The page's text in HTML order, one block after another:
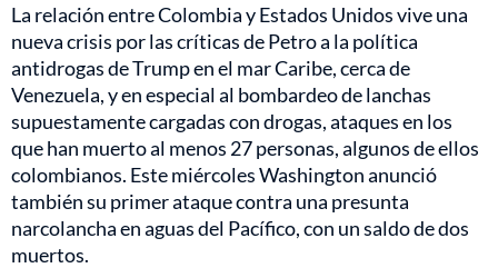
La relación entre Colombia y Estados Unidos vive una
nueva crisis por las críticas de Petro a la política
antidrogas de Trump en el mar Caribe, cerca de
Venezuela, y en especial al bombardeo de lanchas
supuestamente cargadas con drogas, ataques en los
que han muerto al menos 27 personas, algunos de ellos
colombianos. Este miércoles Washington anunció
también su primer ataque contra una presunta
narcolancha en aguas del Pacífico, con un saldo de dos
muertos.